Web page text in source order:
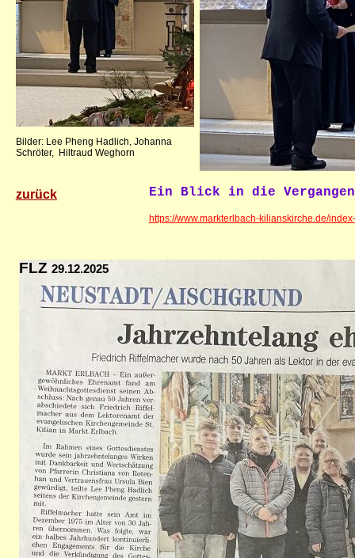
zurück Ein Blick in die
https://www.markterlbach-kilianskirche.de/
Bilder: Lee Pheng Hadlich, Johanna
Schröter, Hiltraud Weghorn
FLZ 29.12.2025